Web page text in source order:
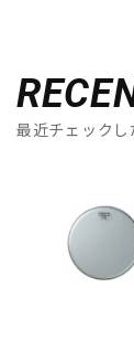
最近チェックし